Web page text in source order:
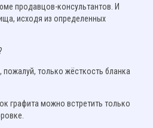
продавцов-консультантов. И
исходя из определенных
пожалуй, только жёсткость бланка
графита можно встретить только